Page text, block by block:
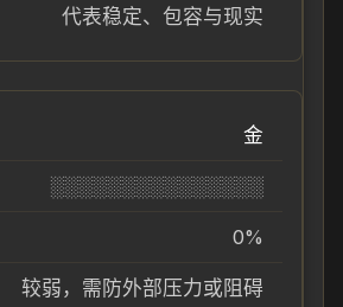
代表稳定、包容与现实
金
░░░░░░░░░░░░░░░
0%
较弱，需防外部压力或阻碍